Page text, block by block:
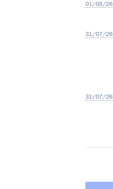
01/08/26
31/07/26
31/07/26